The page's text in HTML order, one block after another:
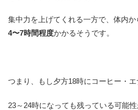
集中力を上げてくれる一方で、体内
4〜7時間程度かかるそうです。
つまり、もし夕方18時にコーヒー・エ
23～24時になっても残っている可能性